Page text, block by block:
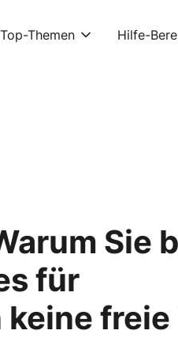
Top-Themen Hilfe-
Sie
für
freie